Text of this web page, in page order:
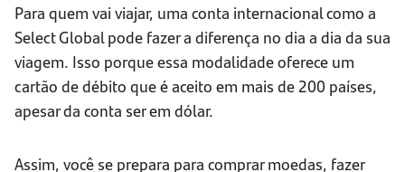
Para quem vai viajar, uma conta internacional como a
Select Global pode fazer a diferença no dia a dia da sua
viagem. Isso porque essa modalidade oferece um
cartão de débito que é aceito em mais de 200 países,
apesar da conta ser em dólar.
Assim, você se prepara para comprar moedas, fazer